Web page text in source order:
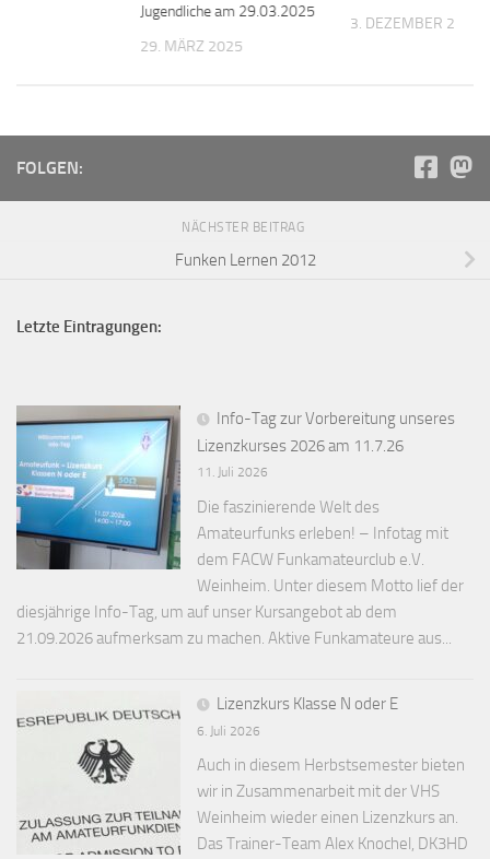
Jugendliche am 29.03.2025
29. MÄRZ 2025
3. DEZEMBER 2018
FOLGEN:
NÄCHSTER BEITRAG
Funken Lernen 2012
Letzte Eintragungen:
Info-Tag zur Vorbereitung unseres
Lizenzkurses 2026 am 11.7.26
11. Juli 2026
Die faszinierende Welt des
Amateurfunks erleben! – Infotag mit
dem FACW Funkamateurclub e.V.
Weinheim. Unter diesem Motto lief der
diesjährige Info-Tag, um auf unser Kursangebot ab dem
21.09.2026 aufmerksam zu machen. Aktive Funkamateure aus...
Lizenzkurs Klasse N oder E
6. Juli 2026
Auch in diesem Herbstsemester bieten
wir in Zusammenarbeit mit der VHS
Weinheim wieder einen Lizenzkurs an.
Das Trainer-Team Alex Knochel, DK3HD